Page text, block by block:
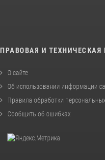
ПРАВОВАЯ И
О сайте
Об использовании информации
Правила обработки
Сообщить об ошибках